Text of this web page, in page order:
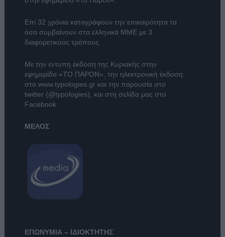
Επί 32 χρόνια καταγράφουν την επικαιρότητα τα
όσα συμβαίνουν στα ελληνικά ΜΜΕ με 3
διαφορετικούς τρόπους.
Με την έντυπη έκδοση της Κυριακής στην
εφημερίδα «ΤΟ ΠΑΡΟΝ» , την ηλεκτρονική έκδοση
στο www.typologies.grκαι την παρουσία στο
twitter (@typologies) , και στη σελίδα μας στο
Facebook
ΜΕΛΟΣ
ΕΠΩΝΥΜΙΑ – ΙΔΙΟΚΤΗΤΗΣ